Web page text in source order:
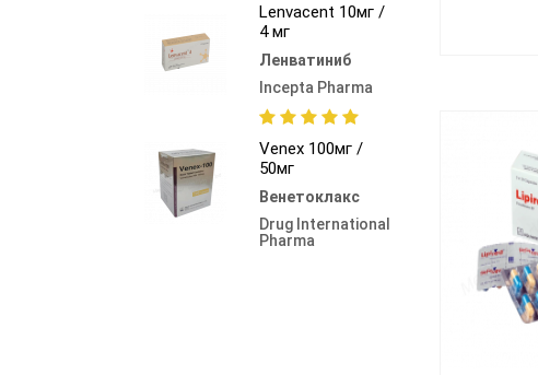
Lenvacent 10мг /
4 мг
Ленватиниб
Incepta Pharma
Venex 100мг /
50мг
Венетоклакс
Drug International
Pharma